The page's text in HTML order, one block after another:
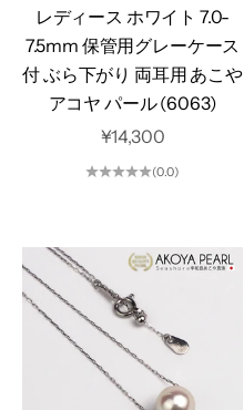
レディース ホワイト 7.0-
7.5mm 保管用グレーケース
付 ぶら下がり 両耳用 あこや
アコヤ パール (6063)
セール価格
¥14,300
(0.0)